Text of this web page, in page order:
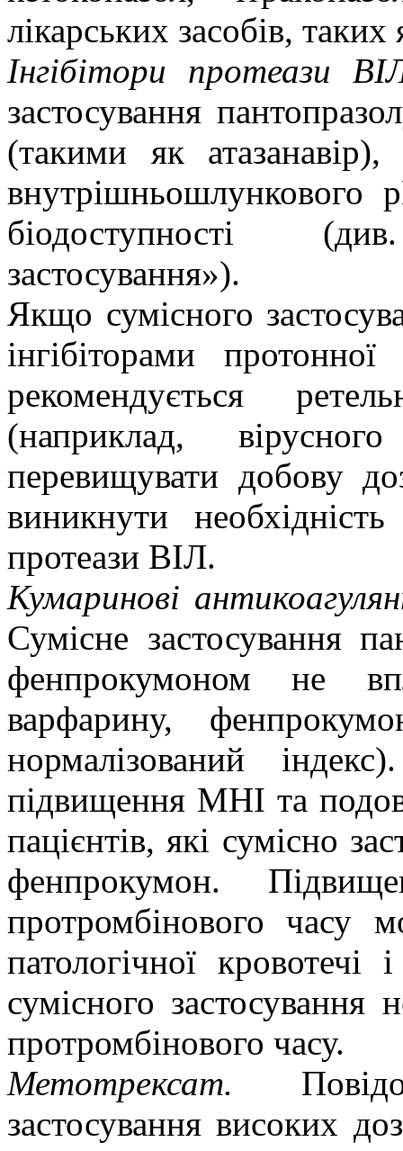
лікарських засобів, таких
Інгібітори протеази
застосування
(такими як
внутрішньошлункового
біодоступності
застосування»).
Якщо сумісного
інгібіторами
рекомендується
(наприклад,
перевищувати добову
виникнути
протеази ВІЛ.
Кумаринові
Сумісне застосування
фенпрокумоном не
варфарину,
нормалізований
підвищення МНІ та
пацієнтів, які сумісно
фенпрокумон.
протромбінового часу
патологічної
сумісного
протромбінового часу.
Метотрексат.
застосування високих